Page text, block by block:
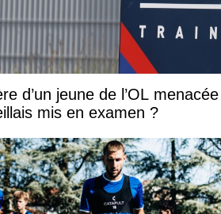
d’un jeune de l’OL
mis en examen ?